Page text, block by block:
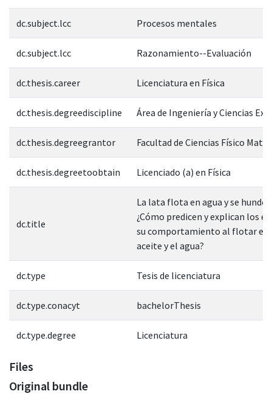
dc.subject.lcc Procesos mentales
dc.subject.lcc Razonamiento--Evaluación
dc.thesis.career Licenciatura en Física
dc.thesis.degreediscipline Área de Ingeniería y Ciencias
dc.thesis.degreegrantor Facultad de Ciencias Físico
dc.thesis.degreetoobtain Licenciado (a) en Física
dc.title
La lata flota en agua y se hunde
¿Cómo predicen y explican los
su comportamiento al flotar
aceite y el agua?
dc.type Tesis de licenciatura
dc.type.conacyt bachelorThesis
dc.type.degree Licenciatura
Files
Original bundle